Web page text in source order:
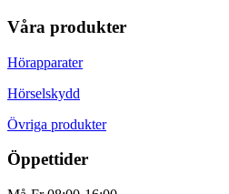
Våra produkter
Hörapparater
Hörselskydd
Övriga produkter
Öppettider